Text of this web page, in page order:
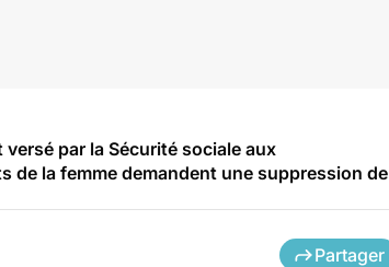
par la Sécurité sociale aux
de la femme demandent une suppression de
Partager